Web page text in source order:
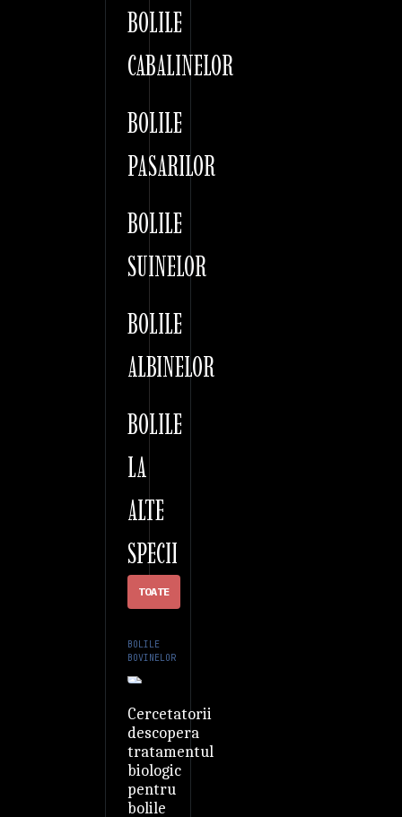
BOLILE
CABALINELOR
BOLILE
PASARILOR
BOLILE
SUINELOR
BOLILE
ALBINELOR
BOLILE
LA
ALTE
SPECII
TOATE
BOLILE
BOVINELOR
Cercetatorii
descopera
tratamentul
biologic
pentru
bolile